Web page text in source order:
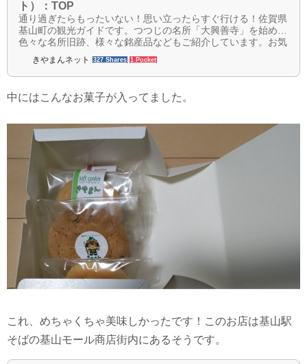
ト）：TOP
通り過ぎたらもったいない！思い立ったらすぐ行ける！佐賀県
基山町の観光ガイドです。つつじの名所「大興善寺」を始め、
色々な名所旧跡、様々な銘産品などもご紹介しています。お気
きやまんネット 327 Shares 1 Pocket
中にはこんなお菓子が入ってました。
これ、めちゃくちゃ美味しかったです！このお店は基山駅
そばの基山モール商店街内にあるそうです。